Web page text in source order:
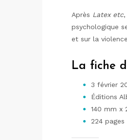
Après Latex etc,
psychologique
et sur la
La fiche
3 février
Éditions
140 mm x
224 pages